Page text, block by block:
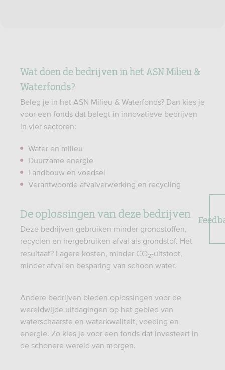
Wat doen de bedrijven in het ASN Milieu &
Waterfonds?
Beleg je in het ASN Milieu & Waterfonds? Dan kies je
voor een fonds dat belegt in innovatieve bedrijven
in vier sectoren:
Water en milieu
Duurzame energie
Landbouw en voedsel
Verantwoorde afvalverwerking en recycling
De oplossingen van deze bedrijven
Deze bedrijven gebruiken minder grondstoffen,
recyclen en hergebruiken afval als grondstof. Het
resultaat? Lagere kosten, minder CO2-uitstoot,
minder afval en besparing van schoon water.
Andere bedrijven bieden oplossingen voor de
wereldwijde uitdagingen op het gebied van
waterschaarste en waterkwaliteit, voeding en
energie. Zo kies je voor een fonds dat investeert in
de schonere wereld van morgen.